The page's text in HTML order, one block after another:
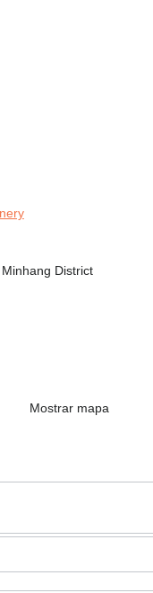
District
Mostrar mapa